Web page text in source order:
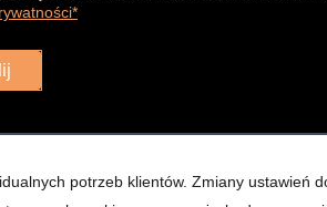
potrzeb klientów. Zmiany ustawień